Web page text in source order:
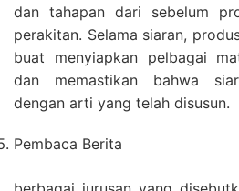
dan tahapan dari sebelum
perakitan. Selama siaran,
buat menyiapkan pelbagai
dan memastikan bahwa
dengan arti yang telah disusun.
Pembaca Berita